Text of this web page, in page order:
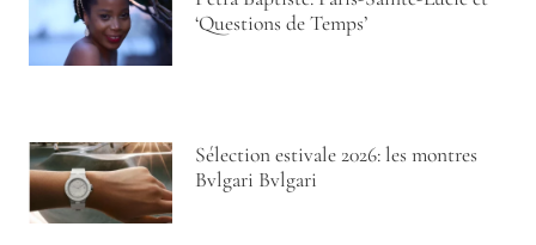
‘Questions de Temps’
Sélection estivale 2026: les montres
Bvlgari Bvlgari